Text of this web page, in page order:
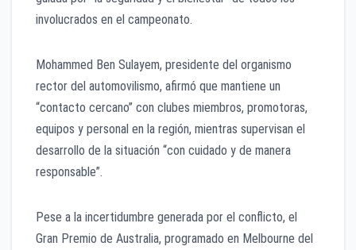
involucrados en el campeonato.
Mohammed Ben Sulayem, presidente del organismo
rector del automovilismo, afirmó que mantiene un
“contacto cercano” con clubes miembros, promotoras,
equipos y personal en la región, mientras supervisan el
desarrollo de la situación “con cuidado y de manera
responsable”.
Pese a la incertidumbre generada por el conflicto, el
Gran Premio de Australia, programado en Melbourne del